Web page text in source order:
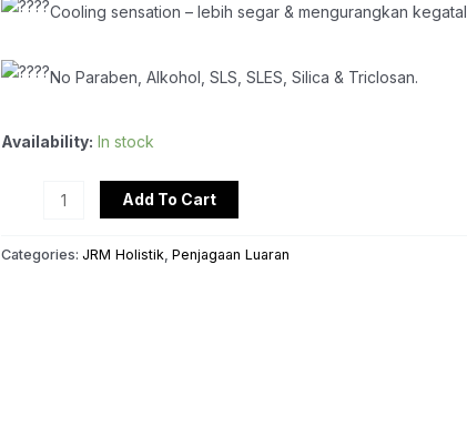
Cooling sensation – lebih segar & mengurangkan
No Paraben, Alkohol, SLS, SLES, Silica & Triclosan.
Availability: In stock
Add To Cart
Categories: JRM Holistik Penjagaan Luaran